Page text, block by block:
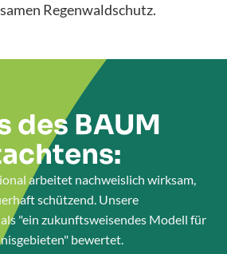
Regenwaldschutz.
des BAUM
arbeitet nachweislich wirksam,
schützend. Unsere
"ein zukunftsweisendes Modell für
bewertet.